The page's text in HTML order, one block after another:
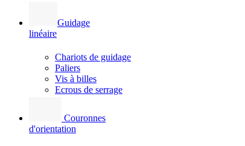
Guidage
linéaire
Chariots de guidage
Paliers
Vis à billes
Ecrous de serrage
Couronnes
d'orientation